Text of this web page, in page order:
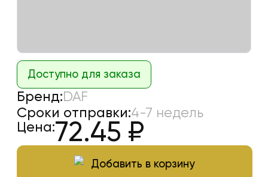
Доступно для заказа
Бренд:DAF
Сроки отправки:4-7 недель
Цена:72.45 ₽
Добавить в корзину